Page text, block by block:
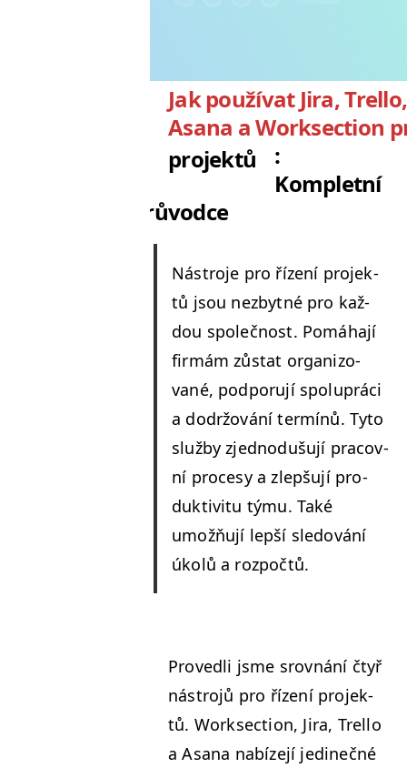
Jak používat Jira, Trello,
Asana a Worksection
projektů
:
Kompletní
průvodce
Nástro­je pro řízení pro­jek­
tů jsou nezbyt­né pro kaž­
dou společnost. Pomáha­jí
fir­mám zůs­tat orga­ni­zo­
vané, pod­poru­jí spoluprá­ci
a dodržování ter­mínů. Tyto
služ­by zjednodušu­jí pra­cov­
ní pro­cesy a zlepšu­jí pro­
duk­tiv­i­tu týmu. Také
umožňu­jí lep­ší sle­dování
úkolů a rozpočtů.
Provedli jsme srovnání čtyř
nástro­jů pro řízení pro­jek­
tů. Work­sec­tion, Jira, Trel­lo
a Asana nabíze­jí jedinečné